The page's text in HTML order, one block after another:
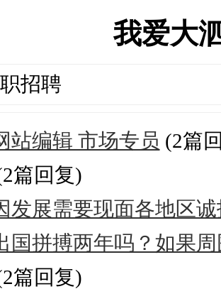
我爱大
招聘
站编辑 市场专员 (2篇
篇回复)
发展需要现面各地区
国拼搏两年吗？如果
篇回复)